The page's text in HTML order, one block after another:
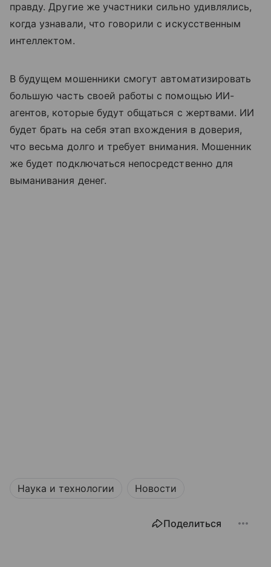
правду. Другие же участники сильно удивлялись,
когда узнавали, что говорили с искусственным
интеллектом.
В будущем мошенники смогут автоматизировать
большую часть своей работы с помощью ИИ-
агентов, которые будут общаться с жертвами. ИИ
будет брать на себя этап вхождения в доверия,
что весьма долго и требует внимания. Мошенник
же будет подключаться непосредственно для
выманивания денег.
Наука и технологии Новости
Поделиться